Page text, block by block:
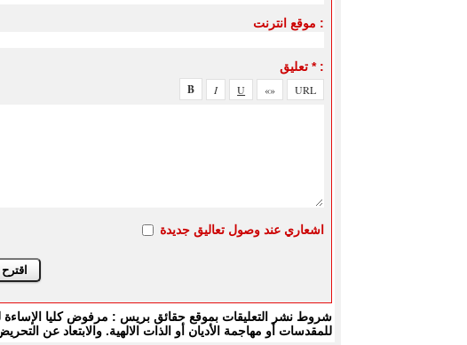
موقع انترنت :
تعليق * :
اشعاري عند وصول تعاليق جديدة
شروط نشر التعليقات بموقع حقائق بريس : مرفوض كليا
للمقدسات أو مهاجمة الأديان أو الذات الالهية. والابتعاد عن